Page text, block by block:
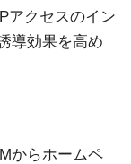
アクセスのイン
導効果を高め
からホームペ